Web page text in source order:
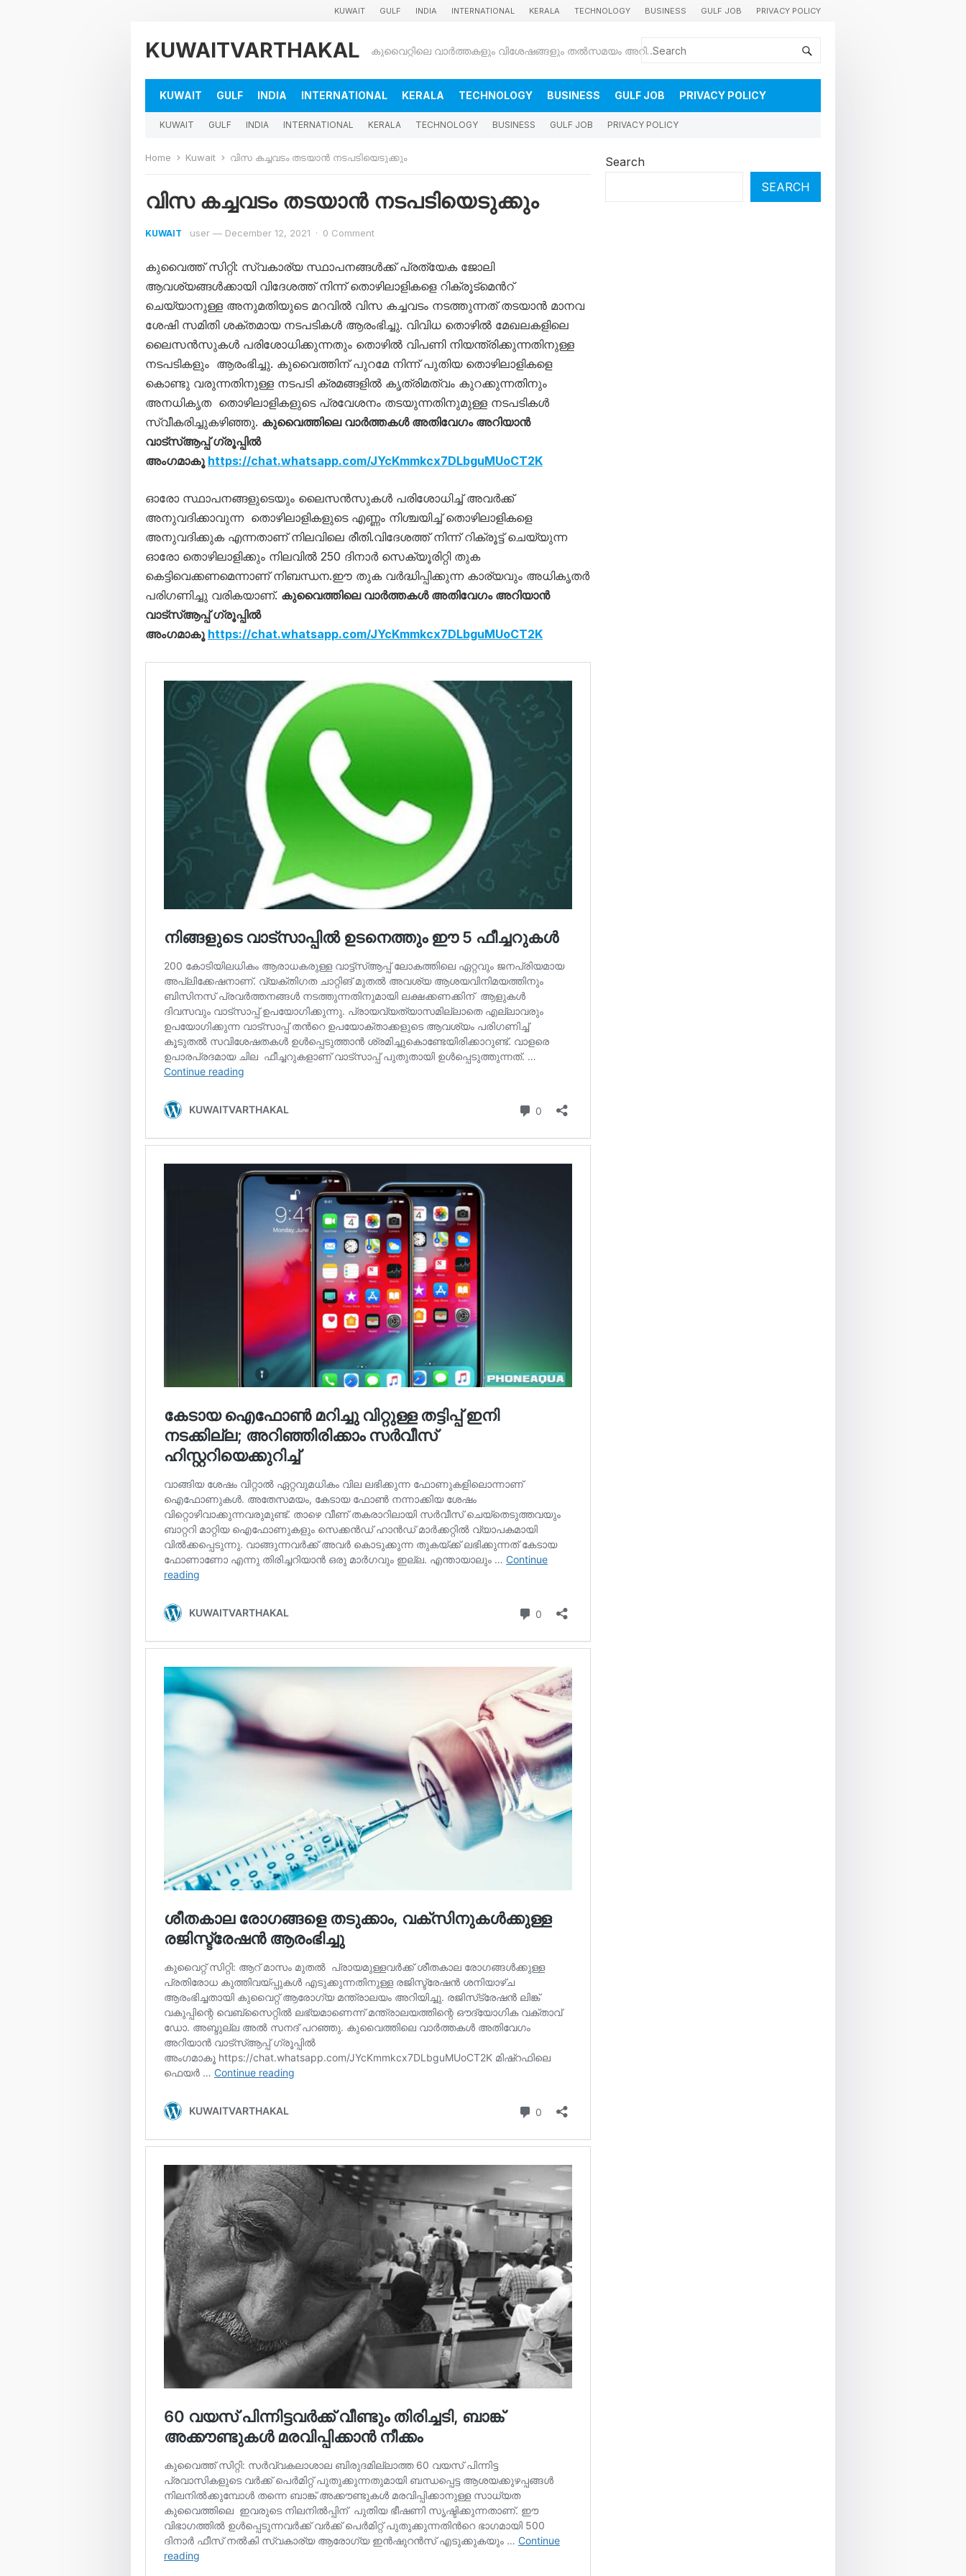
KUWAIT GULF INDIA INTERNATIONAL KERALA TECHNOLOGY BUSINESS GULF JOB PRIVACY POLICY
KUWAITVARTHAKAL കുവൈറ്റിലെ വാർത്തകളും വിശേഷങ്ങളും തൽസമയം അറിയാൻ
KUWAIT GULF INDIA INTERNATIONAL KERALA TECHNOLOGY BUSINESS GULF JOB PRIVACY POLICY
KUWAIT GULF INDIA INTERNATIONAL KERALA TECHNOLOGY BUSINESS GULF JOB PRIVACY POLICY
Home Kuwait വിസ കച്ചവടം തടയാന്‍ നടപടിയെടുക്കും
വിസ കച്ചവടം തടയാന്‍ നടപടിയെടുക്കും
KUWAIT user — December 12, 2021 · 0 Comment
കുവൈത്ത് സിറ്റി: സ്വകാര്യ സ്ഥാപനങ്ങൾക്ക് പ്രത്യേക ജോലി
ആവശ്യങ്ങള്‍ക്കായി വിദേശത്ത് നിന്ന് തൊഴിലാളികളെ റിക്രൂട്മെന്‍റ്
ചെയ്യാനുള്ള അനുമതിയുടെ മറവിൽ വിസ കച്ചവടം നടത്തുന്നത് തടയാൻ മാനവ
ശേഷി സമിതി ശക്തമായ നടപടികൾ ആരംഭിച്ചു. വിവിധ തൊഴില്‍ മേഖലകളിലെ
ലൈസൻസുകൾ പരിശോധിക്കുന്നതും തൊഴിൽ വിപണി നിയന്ത്രിക്കുന്നതിനുള്ള
നടപടികളും ആരംഭിച്ചു. കുവൈത്തിന് പുറമേ നിന്ന് പുതിയ തൊഴിലാളികളെ
കൊണ്ടു വരുന്നതിനുള്ള നടപടി ക്രമങ്ങളിൽ കൃത്രിമത്വം കുറക്കുന്നതിനും
അനധികൃത തൊഴിലാളികളുടെ പ്രവേശനം തടയുന്നതിനുമുള്ള നടപടികള്‍
സ്വീകരിച്ചുകഴിഞ്ഞു. കുവൈത്തിലെ വാർത്തകൾ അതിവേഗം അറിയാൻ
വാട്സ്ആപ്പ് ഗ്രൂപ്പിൽ
അംഗമാകൂ https://chat.whatsapp.com/JYcKmmkcx7DLbguMUoCT2K
ഓരോ സ്ഥാപനങ്ങളുടെയും ലൈസൻസുകൾ പരിശോധിച്ച് അവർക്ക്
അനുവദിക്കാവുന്ന തൊഴിലാളികളുടെ എണ്ണം നിശ്ചയിച്ച് തൊഴിലാളികളെ
അനുവദിക്കുക എന്നതാണ് നിലവിലെ രീതി.വിദേശത്ത് നിന്ന് റിക്രൂട്ട് ചെയ്യുന്ന
ഓരോ തൊഴിലാളിക്കും നിലവില്‍ 250 ദിനാർ സെക്യൂരിറ്റി തുക
കെട്ടിവെക്കണമെന്നാണ് നിബന്ധന.ഈ തുക വർദ്ധിപ്പിക്കുന്ന കാര്യവും അധികൃതർ
പരിഗണിച്ചു വരികയാണ്. കുവൈത്തിലെ വാർത്തകൾ അതിവേഗം അറിയാൻ
വാട്സ്ആപ്പ് ഗ്രൂപ്പിൽ
അംഗമാകൂ https://chat.whatsapp.com/JYcKmmkcx7DLbguMUoCT2K
Search
SEARCH